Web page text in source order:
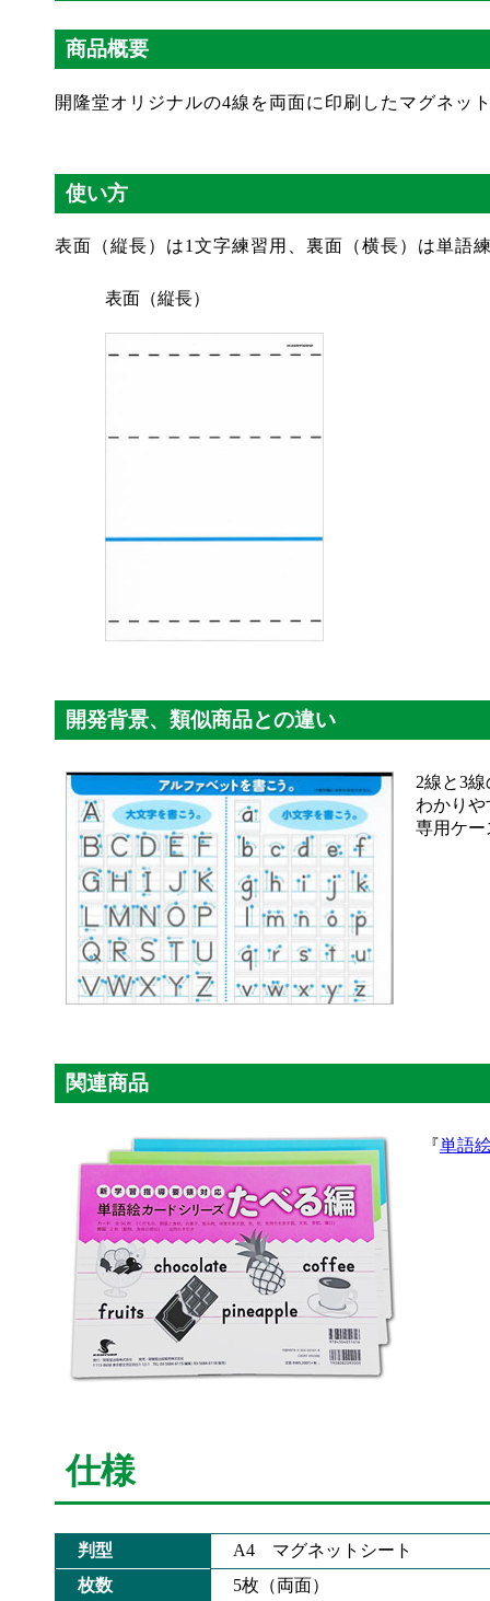
商品概要
開隆堂オリジナルの4線を両面に印刷したマグネッ
使い方
表面（縦長）は1文字練習用、裏面（横長）は単語
表面（縦長）
開発背景、類似商品との違い
2線と3
わかり
専用ケー
関連商品
『単語
仕様
判型
A4 マグネットシート
枚数
5枚（両面）